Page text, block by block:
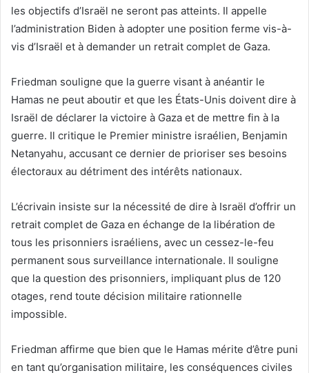
les objectifs d’Israël ne seront pas atteints. Il appelle
l’administration Biden à adopter une position ferme vis-à-
vis d’Israël et à demander un retrait complet de Gaza.
Friedman souligne que la guerre visant à anéantir le
Hamas ne peut aboutir et que les États-Unis doivent dire à
Israël de déclarer la victoire à Gaza et de mettre fin à la
guerre. Il critique le Premier ministre israélien, Benjamin
Netanyahu, accusant ce dernier de prioriser ses besoins
électoraux au détriment des intérêts nationaux.
L’écrivain insiste sur la nécessité de dire à Israël d’offrir un
retrait complet de Gaza en échange de la libération de
tous les prisonniers israéliens, avec un cessez-le-feu
permanent sous surveillance internationale. Il souligne
que la question des prisonniers, impliquant plus de 120
otages, rend toute décision militaire rationnelle
impossible.
Friedman affirme que bien que le Hamas mérite d’être puni
en tant qu’organisation militaire, les conséquences civiles